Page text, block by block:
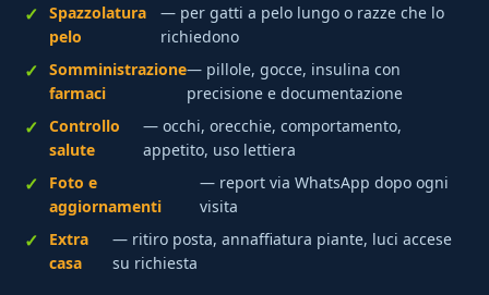
Spazzolatura
pelo
— per gatti a pelo lungo o razze che lo
richiedono
Somministrazione
farmaci
— pillole, gocce, insulina con
precisione e documentazione
Controllo
salute
— occhi, orecchie, comportamento,
appetito, uso lettiera
Foto e
aggiornamenti
— report via WhatsApp dopo ogni
visita
Extra
casa
— ritiro posta, annaffiatura piante, luci accese
su richiesta